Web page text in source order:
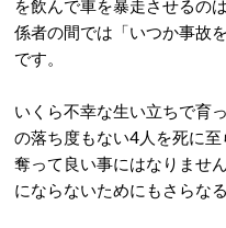
を飲んで車を暴走させるの
係者の間では「いつか事故
です。
いくら不幸な生い立ちで育
の落ち度もない4人を死に
奪って良い事にはなりませ
にならないためにもさらな